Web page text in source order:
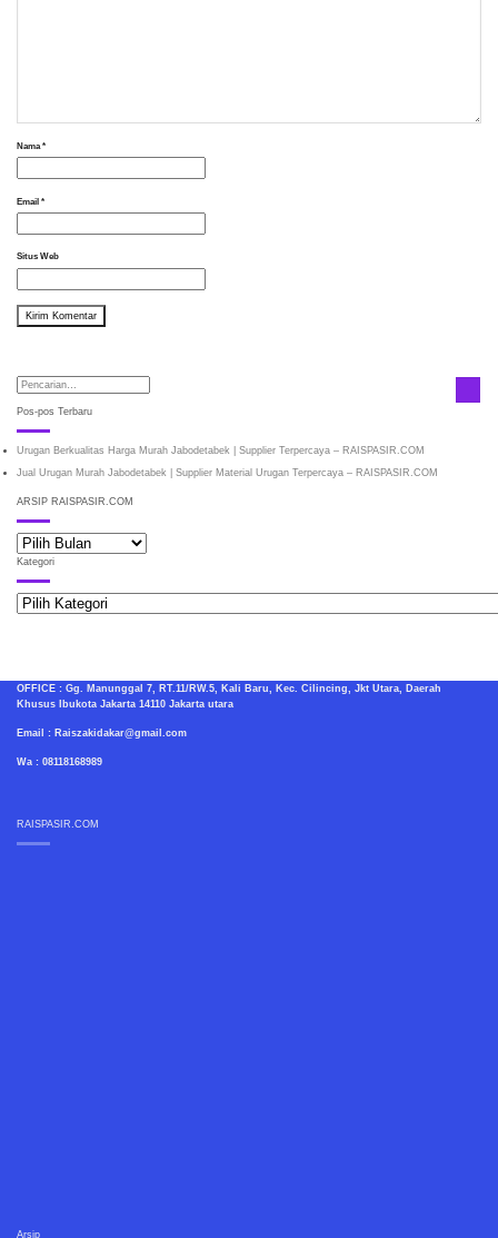
Nama *
Email *
Situs Web
Pos-pos Terbaru
Urugan Berkualitas Harga Murah Jabodetabek | Supplier Terpercaya – RAISPASIR.COM
Jual Urugan Murah Jabodetabek | Supplier Material Urugan Terpercaya – RAISPASIR.COM
ARSIP RAISPASIR.COM
ARSIP
RAISPASIR.COM
Kategori
Kategori
OFFICE : Gg. Manunggal 7, RT.11/RW.5, Kali Baru, Kec. Cilincing, Jkt Utara, Daerah
Khusus Ibukota Jakarta 14110 Jakarta utara
Email : Raiszakidakar@gmail.com
Wa : 08118168989
RAISPASIR.COM
Arsip